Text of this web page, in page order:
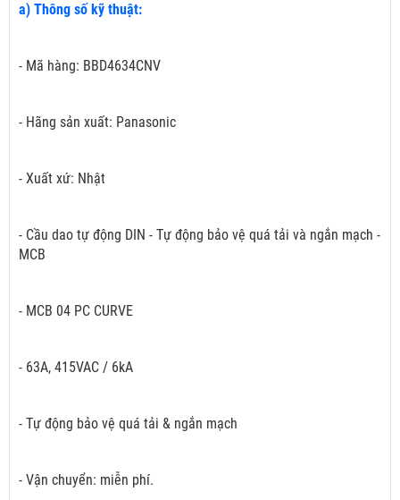
a) Thông số kỹ thuật:
- Mã hàng: BBD4634CNV
- Hãng sản xuất: Panasonic
- Xuất xứ: Nhật
- Cầu dao tự động DIN - Tự động bảo vệ quá tải và ngắn mạch -
MCB
- MCB 04 PC CURVE
- 63A, 415VAC / 6kA
- Tự động bảo vệ quá tải & ngắn mạch
- Vận chuyển: miễn phí.